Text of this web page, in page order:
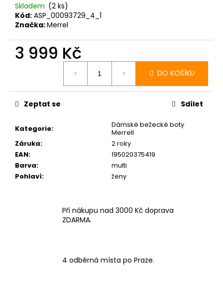
Skladem (2 ks)
Kód: ASP_00093729_4_1
Značka:Merrel
3 999 Kč
DO KOŠÍKU
Kategorie:
Dámské bežecké boty
Merrell
Záruka:
2 roky
EAN:
195020375419
Barva:
multi
Pohlaví: ženy
Zeptat se Sdílet
Při nákupu nad 3000 Kč doprava
ZDARMA.
4 odběrná místa po Praze.